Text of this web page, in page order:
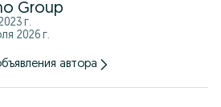
Group
г.
2026 г.
автора